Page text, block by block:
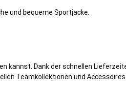
und bequeme Sportjacke.
kannst. Dank der schnellen
Teamkollektionen und